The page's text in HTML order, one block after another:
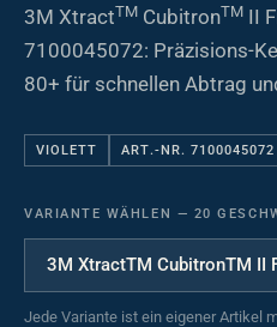
3M XtractTM CubitronTM II
7100045072: Präzisions-
80+ für schnellen Abtrag
VIOLETT ART.-NR. 7100045072
VARIANTE WÄHLEN — 20
Jede Variante ist ein eigener Artikel